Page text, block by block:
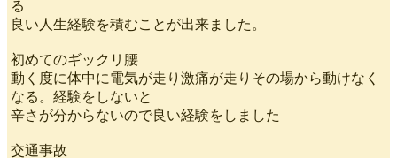
る
良い人生経験を積むことが出来ました。
初めてのギックリ腰
動く度に体中に電気が走り激痛が走りその場から動けなく
なる。経験をしないと
辛さが分からないので良い経験をしました
交通事故